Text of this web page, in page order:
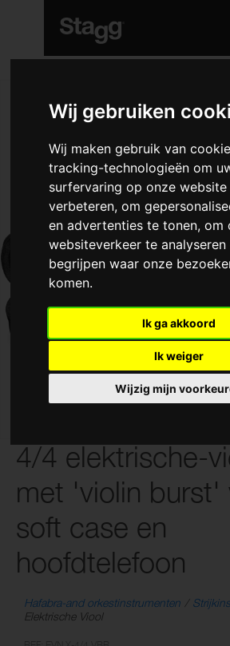
Wij gebruiken
Wij maken gebruik van
tracking-technologieën om
surfervaring op onze
verbeteren, om
en advertenties te tonen, om
websiteverkeer te
begrijpen waar onze
komen.
Ik ga akkoord
Ik weiger
Wijzig mijn
Lighting
4/4 elektrische-
met 'violin burst'
soft case en
hoofdtelefoon
Hafabra-and orkestinstrumenten
Elektrische Viool